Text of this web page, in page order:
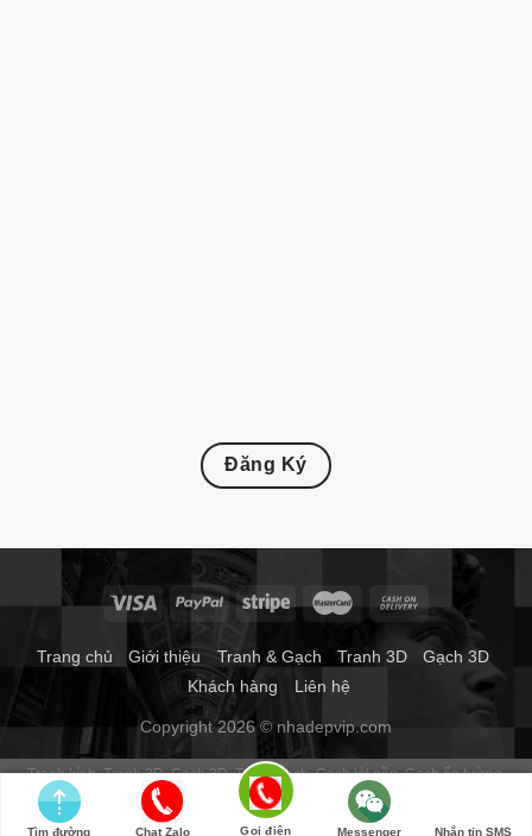
Đăng Ký
Trang chủ Giới thiệu Tranh & Gạch Tranh 3D
Gạch 3D
Khách hàng
Liên hệ
Copyright 2026 © nhadepvip.com
Tranh kính Tranh 3D Gạch 3D Tranh gạch Gạch lát nền Gạch ốp tường
Gạch thảm
Gạch trang trí Gạch tranh 3d
Tranh dán tường phòng ngủ
Tranh gạch 3d phong thủy
Tranh dán tường
Tìm đường Chat Zalo Gọi điện Messenger Nhắn tin SMS